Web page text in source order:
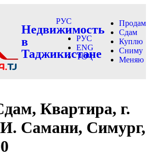
Недвижимость
в
Таджикистане
РУС
РУС
ENG
ТОҶ
Продам
Сдам
Куплю
Сниму
Меняю
Квартира, г.
Самани, Симург,